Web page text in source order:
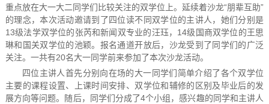
重点放在大一大二同学们比较关注的双学位上。延续着沙龙“朋辈互助”
的理念，本次活动邀请到了四位读不同双学位的主讲人，她们分别是
13级法学双学位的张芮和新闻双专业的汪珏，14级国商双学位的王思
琳和国关双学位的池颖。报名通道开放后，沙龙受到了同学们的广泛
关注。一共有20名大一同学前来参加了本次沙龙活动。
四位主讲人首先分别向在场的大一同学们简单介绍了各个双学位
主要的课程设置、上课时间安排、双学位和辅修的区别及毕业后的发
展方向等问题。随后，同学们分成了4个小组，感兴趣的同学和主讲人